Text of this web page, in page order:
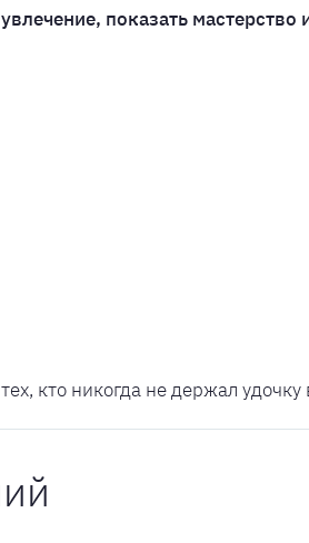
показать
кто никогда не держал удочку